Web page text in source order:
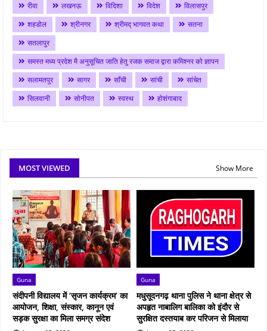
रीवा
लखनऊ विदिशा विदेश
विलासपुर
शहडोल
श्रीनगर श्रीमद् भागवत कथा
सतना
सतलापुर
समस्त मध्य प्रदेश मै अनुसूचित जाति हेतु रजक समाज द्वारा कमिश्नर को ज्ञापन
सलामतपुर
सागर साँची सांची
सांचेत
सिलवानी
सोनीपत स्वस्थ होशंगाबाद
MOST VIEWED Show More
Guna
संदीपनी विद्यालय में ‘सृजन कार्यक्रम’ का
आयोजन, शिक्षा, संस्कार, कानून एवं
सड़क सुरक्षा का मिला समग्र संदेश
Guna
मधुसूदनगढ़ थाना पुलिस ने थाना क्षेत्र से
अपहृत नाबालिग बालिका को इंदौर से
सुरक्षित दस्तयाब कर परिजन से मिलाया